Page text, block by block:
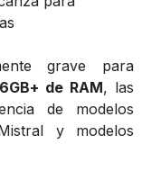
grave para
de RAM, las
de modelos
y modelos